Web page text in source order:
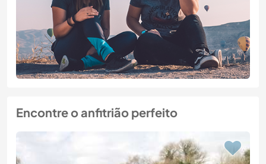
Encontre o anfitrião perfeito